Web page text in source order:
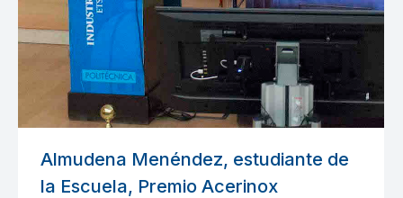
Almudena Menéndez, estudiante de
la Escuela, Premio Acerinox